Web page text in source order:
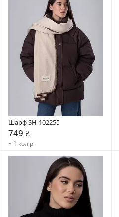
Шарф SH-102255
749 ₴
+ 1 колір